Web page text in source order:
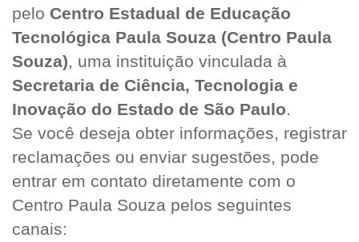
pelo Centro Estadual de Educação
Tecnológica Paula Souza (Centro Paula
Souza), uma instituição vinculada à
Secretaria de Ciência, Tecnologia e
Inovação do Estado de São Paulo.
Se você deseja obter informações, registrar
reclamações ou enviar sugestões, pode
entrar em contato diretamente com o
Centro Paula Souza pelos seguintes
canais: